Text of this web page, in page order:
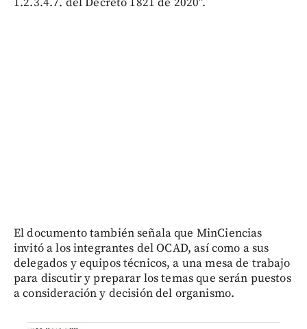
El documento también señala que MinCiencias
invitó a los integrantes del OCAD, así como a sus
delegados y equipos técnicos, a una mesa de trabajo
para discutir y preparar los temas que serán puestos
a consideración y decisión del organismo.